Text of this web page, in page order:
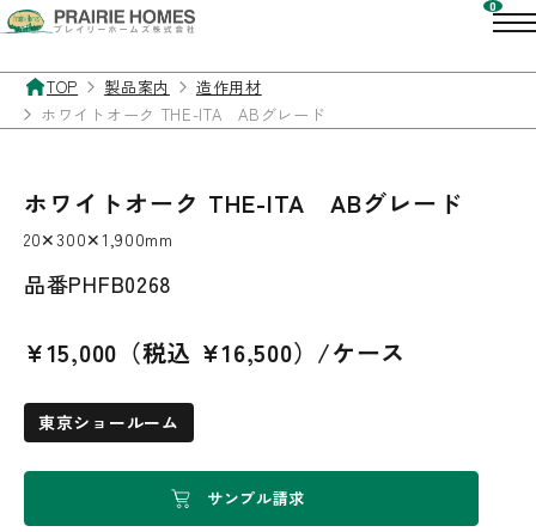
TOP 製品案内
造作用材
ホワイトオーク THE-ITA ABグレード
ホワイトオーク THE-ITA ABグレード
20✕300✕1,900mm
品番PHFB0268
¥15,000（税込 ¥16,500）/ケース
東京ショールーム
サンプル請求